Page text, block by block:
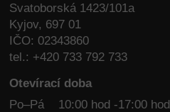
Svatoborská 1423/101a
Kyjov, 697 01
IČO: 02343860
tel.: +420 733 792 733
Otevírací doba
Po–Pá 10:00 hod -17:00 hod